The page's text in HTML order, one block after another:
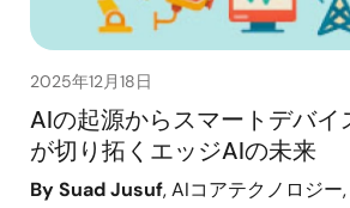
2025年12月18日
AIの起源からスマートデバイ
が切り拓くエッジAIの未来
By Suad Jusuf, AIコアテクノロジー